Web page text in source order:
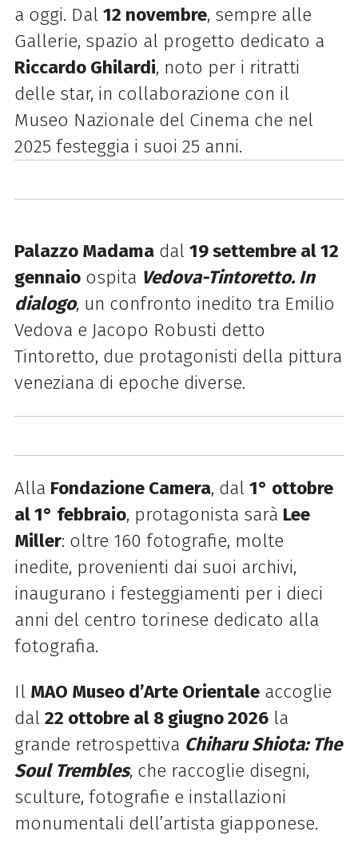
a oggi. Dal 12 novembre, sempre alle
Gallerie, spazio al progetto dedicato a
Riccardo Ghilardi, noto per i ritratti
delle star, in collaborazione con il
Museo Nazionale del Cinema che nel
2025 festeggia i suoi 25 anni.
Palazzo Madamadal 19 settembre al 12
gennaioospita Vedova-Tintoretto. In
dialogo, un confronto inedito tra Emilio
Vedova e Jacopo Robusti detto
Tintoretto, due protagonisti della pittura
veneziana di epoche diverse.
Alla Fondazione Camera, dal 1° ottobre
al 1° febbraio, protagonista sarà Lee
Miller: oltre 160 fotografie, molte
inedite, provenienti dai suoi archivi,
inaugurano i festeggiamenti per i dieci
anni del centro torinese dedicato alla
fotografia.
Il MAO Museo d’Arte Orientaleaccoglie
dal 22 ottobre al 8 giugno 2026la
grande retrospettiva Chiharu Shiota: The
Soul Trembles, che raccoglie disegni,
sculture, fotografie e installazioni
monumentali dell’artista giapponese.